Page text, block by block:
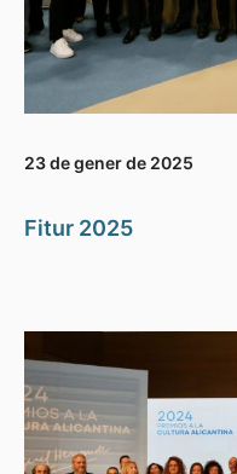
23 de gener de 2025
Fitur 2025